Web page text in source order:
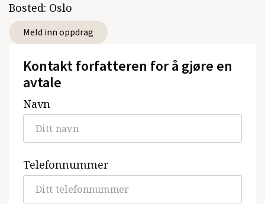
Bosted: Oslo
Meld inn oppdrag
Kontakt forfatteren for å gjøre en
avtale
Navn
Telefonnummer